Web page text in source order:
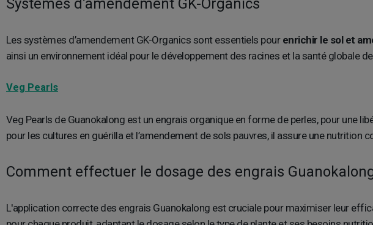
Systèmes d’amendement GK-Organics
Les systèmes d’amendement GK-Organics sont essentiels pour enrichir le sol et
ainsi un environnement idéal pour le développement des racines et la santé globale
Veg Pearls
Veg Pearls de Guanokalong est un engrais organique en forme de perles, pour une
pour les cultures en guérilla et l’amendement de sols pauvres, il assure une nutrition
Comment effectuer le dosage des engrais
L'application correcte des engrais Guanokalong est cruciale pour maximiser leur